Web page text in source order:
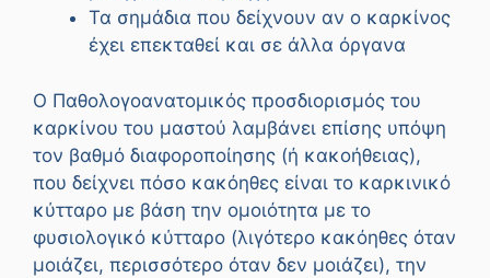
Τα σημάδια που δείχνουν αν ο καρκίνος
έχει επεκταθεί και σε άλλα όργανα
Ο Παθολογοανατομικός προσδιορισμός του
καρκίνου του μαστού λαμβάνει επίσης υπόψη
τον βαθμό διαφοροποίησης (ή κακοήθειας),
που δείχνει πόσο κακόηθες είναι το καρκινικό
κύτταρο με βάση την ομοιότητα με το
φυσιολογικό κύτταρο (λιγότερο κακόηθες όταν
μοιάζει, περισσότερο όταν δεν μοιάζει), την